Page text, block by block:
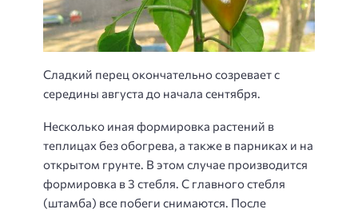
Сладкий перец окончательно созревает с
середины августа до начала сентября.
Несколько иная формировка растений в
теплицах без обогрева, а также в парниках и на
открытом грунте. В этом случае производится
формировка в 3 стебля. С главного стебля
(штамба) все побеги снимаются. После